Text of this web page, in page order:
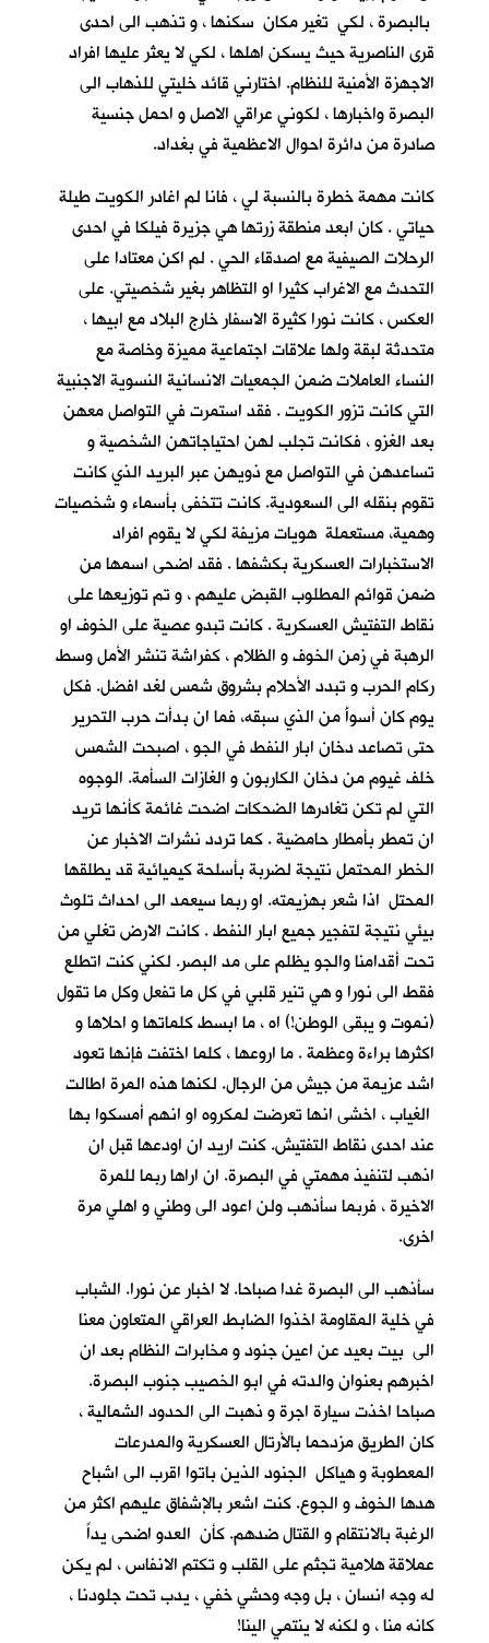
بالبصرة ، لكي تغير مكان سكنها ، و تذهب الى احدى
قرى الناصرية حيث يسكن اهلها ، لكي لا يعثر عليها افراد
الاجهزة الأمنية للنظام. اختارني قائد خليتي للذهاب الى
البصرة واخبارها ، لكوني عراقي الاصل و احمل جنسية
صادرة من دائرة احوال الاعظمية في بغداد.
كانت مهمة خطرة بالنسبة لي ، فانا لم اغادر الكويت طيلة
حياتي . كان ابعد منطقة زرتها هي جزيرة فيلكا في احدى
الرحلات الصيفية مع اصدقاء الحي . لم اكن معتادا على
التحدث مع الاغراب كثيرا او التظاهر بغير شخصيتي. على
العكس ، كانت نورا كثيرة الاسفار خارج البلاد مع ابيها ،
متحدثة لبقة ولها علاقات اجتماعية مميزة وخاصة مع
النساء العاملات ضمن الجمعيات الانسانية النسوية الاجنبية
التي كانت تزور الكويت . فقد استمرت في التواصل معهن
بعد الغزو ، فكانت تجلب لهن احتياجاتهن الشخصية و
تساعدهن في التواصل مع ذويهن عبر البريد الذي كانت
تقوم بنقله الى السعودية. كانت تتخفى بأسماء و شخصيات
وهمية، مستعملة هويات مزيفة لكي لا يقوم افراد
الاستخبارات العسكرية بكشفها . فقد اضحى اسمها من
ضمن قوائم المطلوب القبض عليهم ، و تم توزيعها على
نقاط التفتيش العسكرية . كانت تبدو عصية على الخوف او
الرهبة في زمن الخوف و الظلام ، كفراشة تنشر الأمل وسط
ركام الحرب و تبدد الأحلام بشروق شمس لغد افضل. فكل
يوم كان أسوأَ من الذي سبقه، فما ان بدأت حرب التحرير
حتى تصاعد دخان ابار النفط في الجو ، اصبحت الشمس
خلف غيوم من دخان الكاربون و الغازات السأمة. الوجوه
التي لم تكن تغادرها الضحكات اضحت غائمة كأنها تريد
ان تمطر بأمطار حامضية . كما تردد نشرات الاخبار عن
الخطر المحتمل نتيجة لضربة بأسلحة كيميائية قد يطلقها
المحتل اذا شعر بهزيمته. او ربما سيعمد الى احداث تلوث
بيئي نتيجة لتفجير جميع ابار النفط . كانت الارض تغلي من
تحت أقدامنا والجو يظلم على مد البصر. لكني كنت اتطلع
فقط الى نورا و هي تنير قلبي في كل ما تفعل وكل ما تقول
(نموت و يبقى الوطن!) اه ، ما ابسط كلماتها و احلاها و
اكثرها براءة وعظمة . ما اروعها ، كلما اختفت فإنها تعود
اشد عزيمة من جيش من الرجال. لكنها هذه المرة اطالت
الغياب ، اخشى انها تعرضت لمكروه او انهم أمسكوا بها
عند احدى نقاط التفتيش. كنت اريد ان اودعها قبل ان
اذهب لتنفيذ مهمتي في البصرة. ان اراها ربما للمرة
الاخيرة ، فربما سأذهب ولن اعود الى وطني و اهلي مرة
اخرى.
سأذهب الى البصرة غدا صباحا. لا اخبار عن نورا. الشباب
في خلية المقاومة اخذوا الضابط العراقي المتعاون معنا
الى بيت بعيد عن اعين جنود و مخابرات النظام بعد ان
اخبرهم بعنوان والدته في ابو الخصيب جنوب البصرة.
صباحا اخذت سيارة اجرة و ذهبت الى الحدود الشمالية ،
كان الطريق مزدحما بالأرتال العسكرية والمدرعات
المعطوبة و هياكل الجنود الذين باتوا اقرب الى اشباح
هدها الخوف و الجوع. كنت اشعر بالإشفاق عليهم اكثر من
الرغبة بالانتقام و القتال ضدهم. كأن العدو اضحى يداً
عملاقة هلامية تجثم على القلب و تكتم الانفاس ، لم يكن
له وجه انسان ، بل وجه وحشي خفي ، يدب تحت جلودنا ،
كانه منا ، و لكنه لا ينتمي الينا!